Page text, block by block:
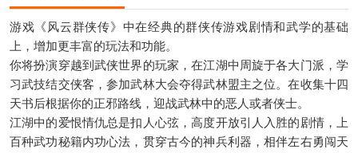
游戏《风云群侠传》中在经典的群侠传游戏剧情和武学的基础
上，增加更丰富的玩法和功能。
你将扮演穿越到武侠世界的玩家，在江湖中周旋于各大门派，学
习武技结交侠客，参加武林大会夺得武林盟主之位。在收集十四
天书后根据你的正邪路线，迎战武林中的恶人或者侠士。
江湖中的爱恨情仇总是扣人心弦，高度开放引人入胜的剧情，上
百种武功秘籍内功心法，贯穿古今的神兵利器，相伴左右勇闯天